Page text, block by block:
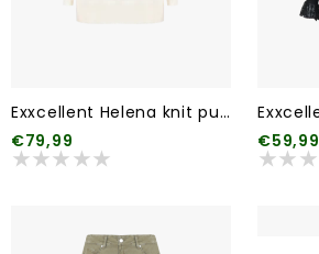
Exxcellent Helena knit pullover
€79,99
€59,99